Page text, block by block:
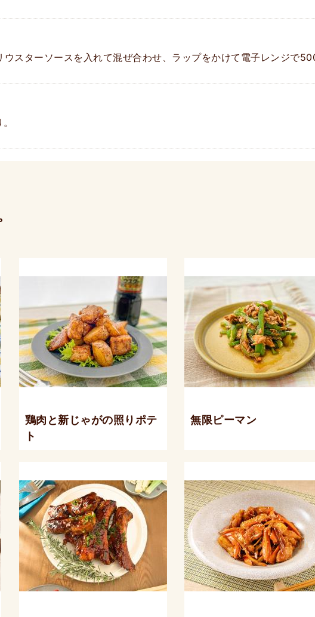
スターソースを入れて混ぜ合わせ、ラップをかけて電子レンジで
鶏肉と新じゃがの照りポテ
ト
無限ピーマン